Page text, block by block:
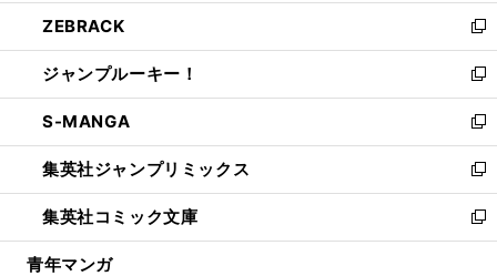
く
で
開
く
ン
ド
ウ
で
開
く
ウ
ィ
ン
ド
ウ
で
開
く
し
い
ウ
ィ
ン
ド
ウ
で
開
く
ZEBRACK
新
し
い
ウ
ィ
ン
ド
ウ
で
開
ジャンプルーキー！
新
し
い
ウ
ィ
ン
ド
ウ
S-MANGA
新
し
い
ウ
ィ
ン
集英社ジャンプリミックス
新
し
い
ウ
集英社コミック文庫
新
し
青年マンガ